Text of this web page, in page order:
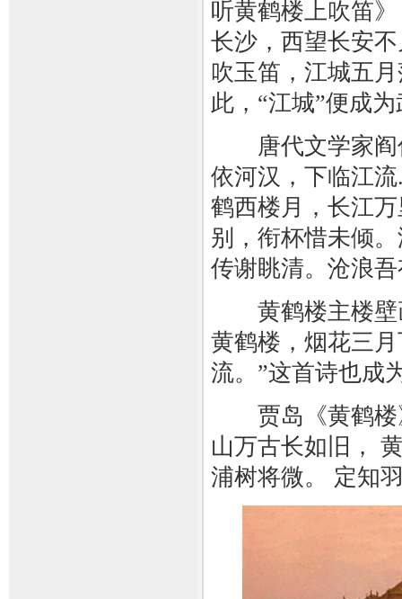
听黄鹤楼上吹笛
长沙，西望长安
吹玉笛，江城五
此，“江城”便成
唐代文学家阎
依河汉，下临江
鹤西楼月，长江
别，衔杯惜未倾
传谢眺清。沧浪
黄鹤楼主楼壁
黄鹤楼，烟花三
流。”这首诗也成
贾岛《黄鹤楼
山万古长如旧，
浦树将微。 定知